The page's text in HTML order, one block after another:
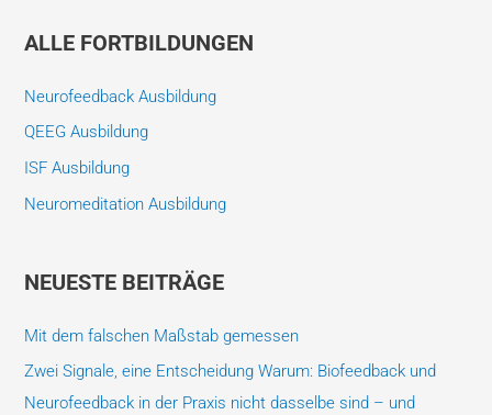
h
n
n
a
c
ALLE FORTBILDUNGEN
Neurofeedback Ausbildung
QEEG Ausbildung
ISF Ausbildung
Neuromeditation Ausbildung
NEUESTE BEITRÄGE
Mit dem falschen Maßstab gemessen
Zwei Signale, eine Entscheidung Warum: Biofeedback und
Neurofeedback in der Praxis nicht dasselbe sind – und